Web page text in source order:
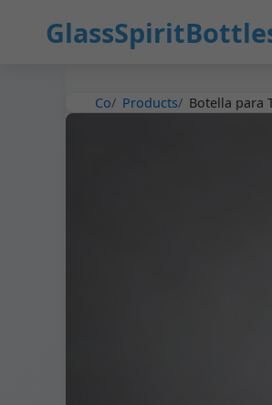
Co Products Botella para